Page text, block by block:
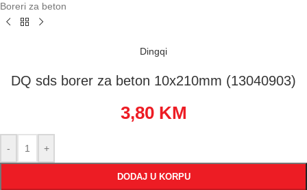
Boreri za beton
Dingqi
DQ sds borer za beton 10x210mm (13040903)
3,80 KM
- +
DODAJ U KORPU